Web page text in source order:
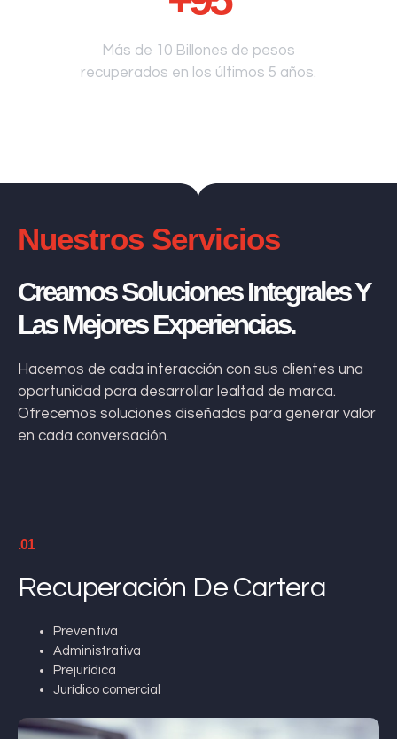
Más de 10 Billones de pesos
recuperados en los últimos 5 años.
Nuestros Servicios
Creamos Soluciones Integrales Y
Las Mejores Experiencias.
Hacemos de cada interacción con sus clientes una
oportunidad para desarrollar lealtad de marca.
Ofrecemos soluciones diseñadas para generar valor
en cada conversación.
.01
Recuperación De Cartera
Preventiva
Administrativa
Prejurídica
Jurídico comercial